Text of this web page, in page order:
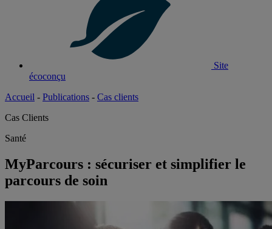
Site
écoconçu
Accueil - Publications - Cas clients
Cas Clients
Santé
MyParcours : sécuriser et simplifier le
parcours de soin